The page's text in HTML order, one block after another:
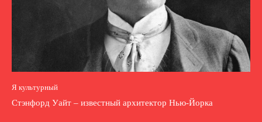
Я культурный
Стэнфорд Уайт – известный архитектор Нью-Йорка